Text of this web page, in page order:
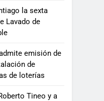
la sexta
Lavado de
emisión de
de
de loterías
Tineo y a